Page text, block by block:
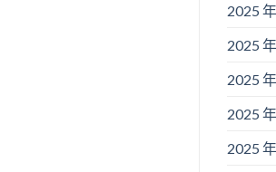
2025
2025
2025
2025
2025